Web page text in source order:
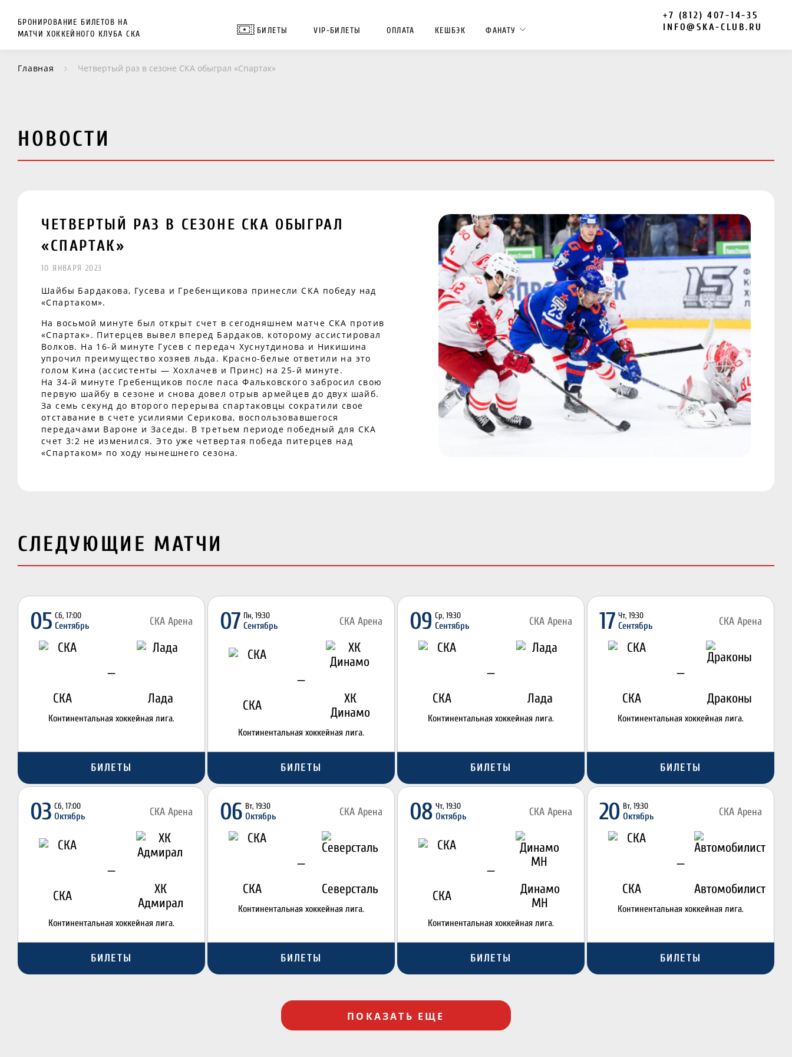
БРОНИРОВАНИЕ БИЛЕТОВ НА
МАТЧИ ХОККЕЙНОГО КЛУБА СКА
БИЛЕТЫ VIP-БИЛЕТЫ ОПЛАТА КЕШБЭК ФАНАТУ
+7 (812) 407-14-35
INFO@SKA-CLUB.RU
Главная Четвертый раз в сезоне СКА обыграл «Спартак»
НОВОСТИ
ЧЕТВЕРТЫЙ РАЗ В СЕЗОНЕ СКА ОБЫГРАЛ
«СПАРТАК»
10 ЯНВАРЯ 2023
Шайбы Бардакова, Гусева и Гребенщикова принесли СКА победу над
«Спартаком».
На восьмой минуте был открыт счет в сегодняшнем матче СКА против
«Спартак». Питерцев вывел вперед Бардаков, которому ассистировал
Волков. На 16-й минуте Гусев с передач Хуснутдинова и Никишина
упрочил преимущество хозяев льда. Красно-белые ответили на это
голом Кина (ассистенты — Хохлачев и Принс) на 25-й минуте.
На 34-й минуте Гребенщиков после паса Фальковского забросил свою
первую шайбу в сезоне и снова довел отрыв армейцев до двух шайб.
За семь секунд до второго перерыва спартаковцы сократили свое
отставание в счете усилиями Серикова, воспользовавшегося
передачами Вароне и Заседы. В третьем периоде победный для СКА
счет 3:2 не изменился. Это уже четвертая победа питерцев над
«Спартаком» по ходу нынешнего сезона.
СЛЕДУЮЩИЕ МАТЧИ
05 Сб, 17:00
Сентябрь СКА Арена
СКА
—
Лада
Континентальная хоккейная лига.
БИЛЕТЫ
07 Пн, 19:30
Сентябрь СКА Арена
СКА
—
ХК
Динамо
Континентальная хоккейная лига.
БИЛЕТЫ
09 Ср, 19:30
Сентябрь СКА Арена
СКА
—
Лада
Континентальная хоккейная лига.
БИЛЕТЫ
17 Чт, 19:30
Сентябрь СКА Арена
СКА
—
Драконы
Континентальная хоккейная лига.
БИЛЕТЫ
03 Сб, 17:00
Октябрь СКА Арена
СКА
—
ХК
Адмирал
Континентальная хоккейная лига.
БИЛЕТЫ
06 Вт, 19:30
Октябрь СКА Арена
СКА
—
Северсталь
Континентальная хоккейная лига.
БИЛЕТЫ
08 Чт, 19:30
Октябрь СКА Арена
СКА
—
Динамо
МН
Континентальная хоккейная лига.
БИЛЕТЫ
20 Вт, 19:30
Октябрь СКА Арена
СКА
—
Автомобилист
Континентальная хоккейная лига.
БИЛЕТЫ
ПОКАЗАТЬ ЕЩЕ